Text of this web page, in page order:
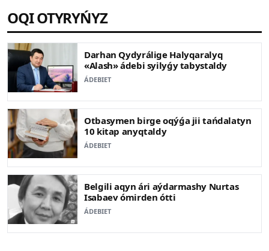
OQI OTYRYŃYZ
Darhan Qydyrálige Halyqaralyq
«Alash» ádebi syilyǵy tabystaldy
ÁDEBIET
Otbasymen birge oqýǵa jii tańdalatyn
10 kitap anyqtaldy
ÁDEBIET
Belgili aqyn ári aýdarmashy Nurtas
Isabaev ómirden ótti
ÁDEBIET